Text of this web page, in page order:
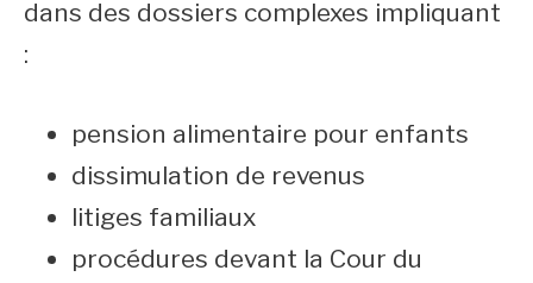
dans des dossiers complexes impliquant
:
pension alimentaire pour enfants
dissimulation de revenus
litiges familiaux
procédures devant la Cour du